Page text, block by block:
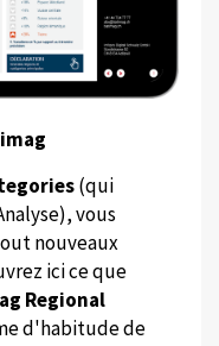
(qui
vous
nouveaux
ici ce que
Regional
d'habitude de